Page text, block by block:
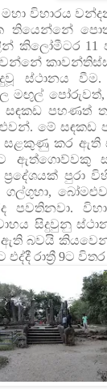
විහාරය
තියෙන්නේ
කිලෝමීටර 11
කාවන්තිස්ස
ස්ථානය
මඟුල් පෝරුවත්,
පහණත්
මේ
කර ඇති
ඇත්ගොව්වකු
පුරා
ගල්ගුහා,
පවතිනවා.
සිදුවුනු
ඇති බවයි
රාත්‍රී 9ට